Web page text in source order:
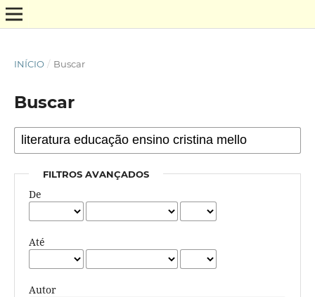
INÍCIO / Buscar
Buscar
FILTROS AVANÇADOS
De
Até
Autor